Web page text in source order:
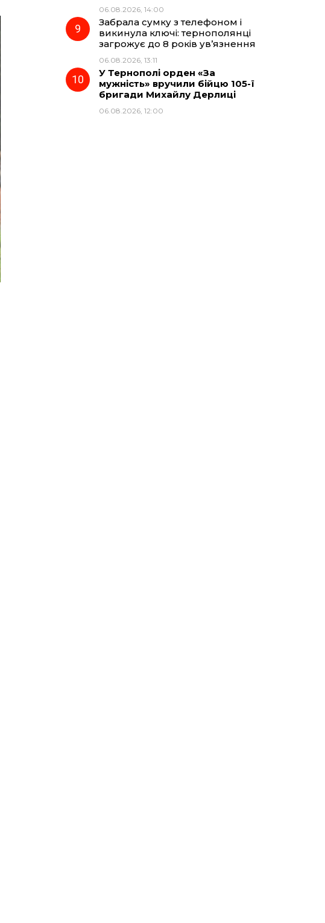
06.08.2026, 14:00
Забрала сумку з телефоном і
викинула ключі: тернополянці
загрожує до 8 років ув’язнення
06.08.2026, 13:11
У Тернополі орден «За
мужність» вручили бійцю 105-ї
бригади Михайлу Дерлиці
06.08.2026, 12:00